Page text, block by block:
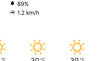
89%
1.2 km/h
℃ ℃ ℃